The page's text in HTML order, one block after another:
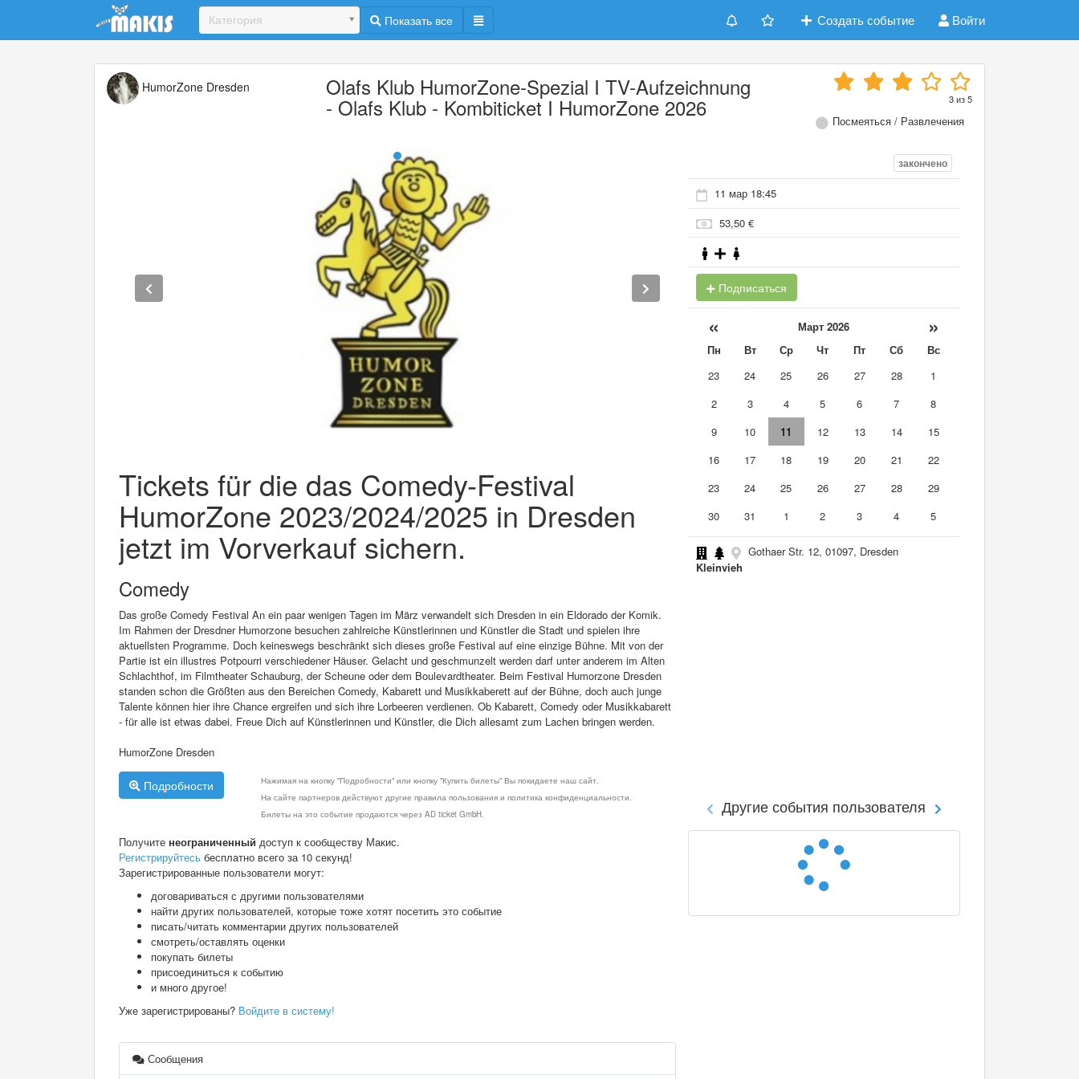
Update cookies preferences
Категория Показать все Создать событие Войти
HumorZone Dresden Olafs Klub HumorZone-Spezial I TV-Aufzeichnung
- Olafs Klub - Kombiticket I HumorZone 2026 3из5
Посмеяться / Развлечения
Tickets für die das Comedy-Festival
HumorZone 2023/2024/2025 in Dresden
jetzt im Vorverkauf sichern.
Comedy
Das große Comedy Festival An ein paar wenigen Tagen im März verwandelt sich Dresden in ein Eldorado der Komik.
Im Rahmen der Dresdner Humorzone besuchen zahlreiche Künstlerinnen und Künstler die Stadt und spielen ihre
aktuellsten Programme. Doch keineswegs beschränkt sich dieses große Festival auf eine einzige Bühne. Mit von der
Partie ist ein illustres Potpourri verschiedener Häuser. Gelacht und geschmunzelt werden darf unter anderem im Alten
Schlachthof, im Filmtheater Schauburg, der Scheune oder dem Boulevardtheater. Beim Festival Humorzone Dresden
standen schon die Größten aus den Bereichen Comedy, Kabarett und Musikkaberett auf der Bühne, doch auch junge
Talente können hier ihre Chance ergreifen und sich ihre Lorbeeren verdienen. Ob Kabarett, Comedy oder Musikkabarett
- für alle ist etwas dabei. Freue Dich auf Künstlerinnen und Künstler, die Dich allesamt zum Lachen bringen werden.
HumorZone Dresden
Подробности
Нажимая на кнопку "Подробности" или кнопку "Купить билеты" Вы покидаете наш сайт.
На сайте партнеров действуют другие правила пользования и политика конфиденциальности.
Билеты на это событие продаются через AD ticket GmbH.
Получите неограниченный доступ к сообществу Макис.
Регистрируйтесь бесплатно всего за 10 секунд!
Зарегистрированные пользователи могут:
договариваться с другими пользователями
найти других пользователей, которые тоже хотят посетить это событие
писать/читать комментарии других пользователей
смотреть/оставлять оценки
покупать билеты
присоединиться к событию
и много другое!
Уже зарегистрированы? Войдите в систему!
Сообщения
закончено
11 мар 18:45
53,50 €
Подписаться
« Март 2026 »
Пн Вт Ср Чт Пт Сб
Вс
23
24 25 26 27 28
1
2
3 4 5 6 7
8
9
10 11 12 13 14
15
16
17 18 19 20 21
22
23
24 25 26 27 28
29
30
31 1 2 3 4 5
Gothaer Str. 12, 01097, Dresden
Kleinvieh
Другие события пользователя